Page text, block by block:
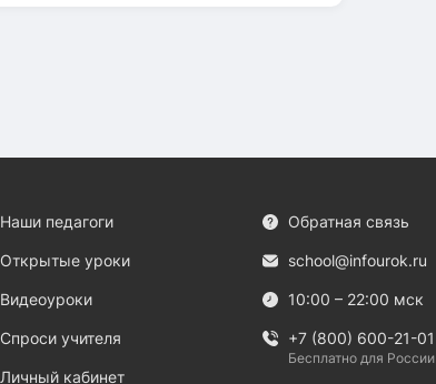
Наши педагоги
Открытые уроки
Видеоуроки
Спроси учителя
Личный кабинет
Обратная связь
school@infourok.ru
10:00 – 22:00 мск
+7 (800) 600-21-01
Бесплатно для России